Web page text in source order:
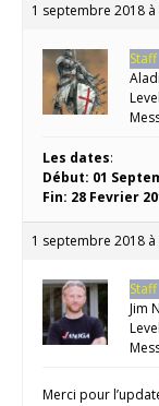
1 septembre 2018 à
Staff
Les dates:
Début: 01
Fin: 28 Fevrier
1 septembre 2018 à
Staff
Jim
Merci pour